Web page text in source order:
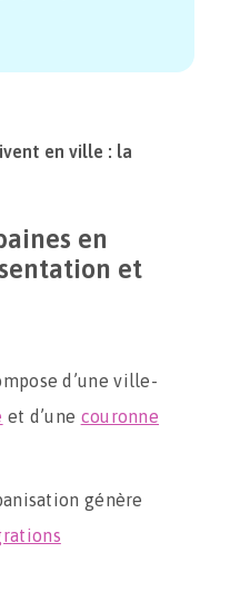
en ville : la
en
et
d’une ville-
et d’une couronne
génère